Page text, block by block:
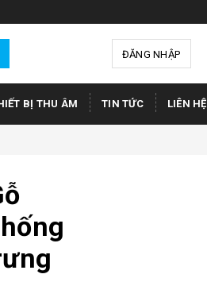
ĐĂNG NHẬP
BỊ THU ÂM TIN TỨC LIÊN HỆ